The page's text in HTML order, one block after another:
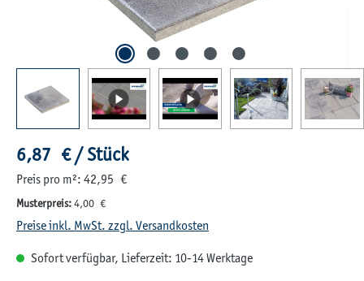
Regulärer Preis:
6,87 € / Stück
Preis pro m²: 42,95 €
Musterpreis: 4,00 €
Preise inkl. MwSt. zzgl. Versandkosten
Sofort verfügbar, Lieferzeit: 10-14 Werktage